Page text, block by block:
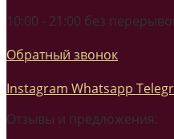
10:00 - 21:00 без
Обратный звонок
Instagram Whatsapp
Отзывы и предложения: